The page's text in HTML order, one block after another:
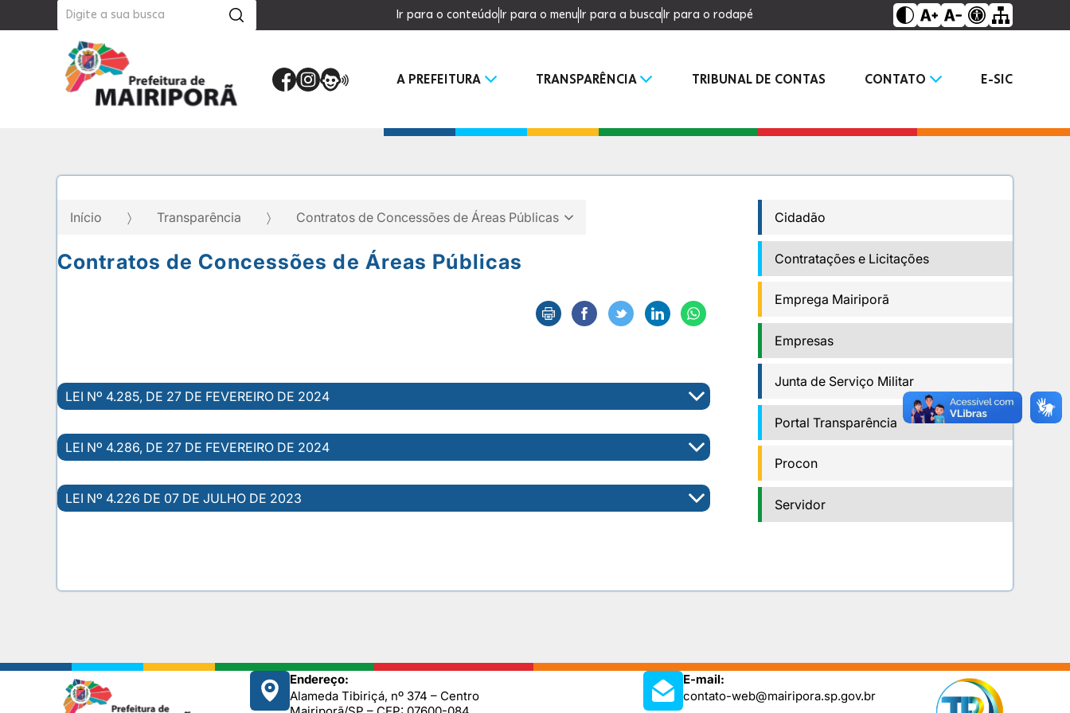
Ir para o conteúdoIr para o menuIr para a buscaIr para o rodapé
A PREFEITURA TRANSPARÊNCIA TRIBUNAL DE CONTAS CONTATO E-SIC
Início Transparência Contratos de Concessões de Áreas Públicas
Contratos de Concessões de Áreas Públicas
LEI Nº 4.285, DE 27 DE FEVEREIRO DE 2024
LEI Nº 4.286, DE 27 DE FEVEREIRO DE 2024
LEI Nº 4.226 DE 07 DE JULHO DE 2023
Cidadão
Contratações e Licitações
Emprega Mairiporã
Empresas
Junta de Serviço Militar
Portal Transparência
Procon
Servidor
Endereço:
Alameda Tibiriçá, nº 374 – Centro
E-mail:
contato-web@mairipora.sp.gov.br